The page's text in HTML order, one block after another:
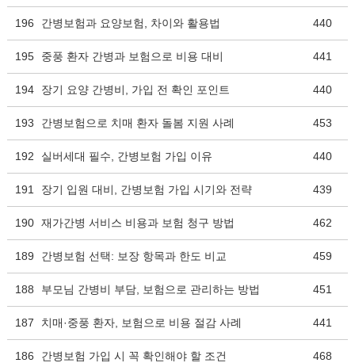
196 간병보험과 요양보험, 차이와 활용법 440
195 중풍 환자 간병과 보험으로 비용 대비 441
194 장기 요양 간병비, 가입 전 확인 포인트 440
193 간병보험으로 치매 환자 돌봄 지원 사례 453
192 실버세대 필수, 간병보험 가입 이유 440
191 장기 입원 대비, 간병보험 가입 시기와 전략 439
190 재가간병 서비스 비용과 보험 청구 방법 462
189 간병보험 선택: 보장 항목과 한도 비교 459
188 부모님 간병비 부담, 보험으로 관리하는 방법 451
187 치매·중풍 환자, 보험으로 비용 절감 사례 441
186 간병보험 가입 시 꼭 확인해야 할 조건 468